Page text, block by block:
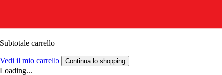
Subtotale carrello
Vedi il mio carrello Continua lo shopping
Loading...